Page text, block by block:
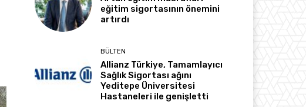
eğitim sigortasının önemini
artırdı
BÜLTEN
Allianz Türkiye, Tamamlayıcı
Sağlık Sigortası ağını
Yeditepe Üniversitesi
Hastaneleri ile genişletti